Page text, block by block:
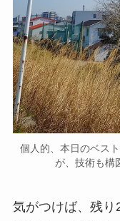
個人的、本日のベス
が、技術も構
気がつけば、残